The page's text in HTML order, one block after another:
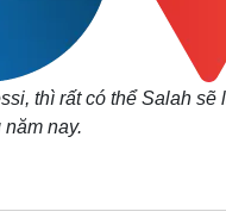
thì rất có thể Salah
nay.